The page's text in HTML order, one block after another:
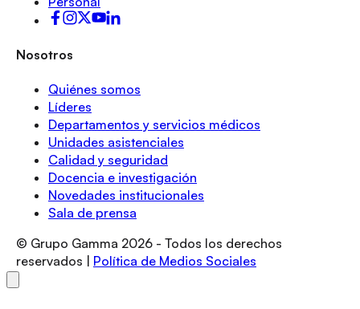
Nosotros
Quiénes somos
Líderes
Departamentos y servicios médicos
Unidades asistenciales
Calidad y seguridad
Docencia e investigación
Novedades institucionales
Sala de prensa
© Grupo Gamma 2026 - Todos los derechos
reservados |
Política de Medios Sociales